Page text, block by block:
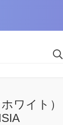
ワイト）